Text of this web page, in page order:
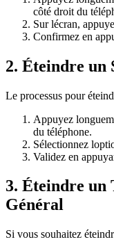
côté droit du
Sur lécran,
Confirmez en
2. Éteindre un
Le processus pour
Appuyez
du téléphone.
Sélectionnez
Validez en
3. Éteindre un
Général
Si vous souhaitez